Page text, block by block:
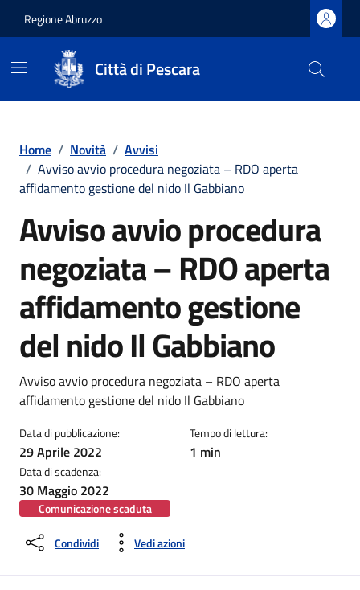
Regione Abruzzo
Città di Pescara
Home / Novità / Avvisi
/ Avviso avvio procedura negoziata – RDO aperta
affidamento gestione del nido Il Gabbiano
Avviso avvio procedura
negoziata – RDO aperta
affidamento gestione
del nido Il Gabbiano
Dettagli della notizia
Avviso avvio procedura negoziata – RDO aperta
affidamento gestione del nido Il Gabbiano
Data di pubblicazione:
29 Aprile 2022
Data di scadenza:
30 Maggio 2022
Comunicazione scaduta
Tempo di lettura:
1 min
Condividi Vedi azioni